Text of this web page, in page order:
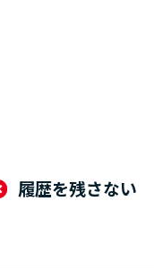
履歴を残さない